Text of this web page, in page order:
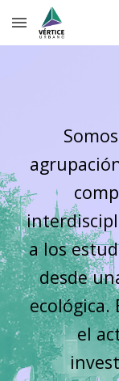
Skip to main content
Somos
a los
desde
ecológica.
el